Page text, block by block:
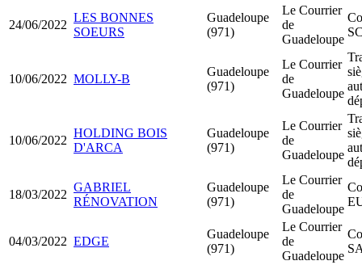
24/06/2022
LES BONNES
SOEURS
Guadeloupe
(971)
Le Courrier
de
Guadeloupe
10/06/2022 MOLLY-B
Guadeloupe
(971)
Le Courrier
de
Guadeloupe
10/06/2022
HOLDING BOIS
D'ARCA
Guadeloupe
(971)
Le Courrier
de
Guadeloupe
18/03/2022
GABRIEL
RÉNOVATION
Guadeloupe
(971)
Le Courrier
de
Guadeloupe
04/03/2022 EDGE
Guadeloupe
(971)
Le Courrier
de
Guadeloupe